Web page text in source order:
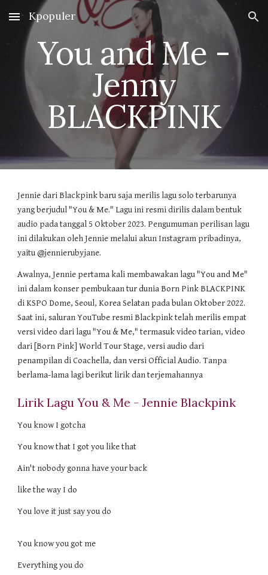
Skip to main content Skip to navigation
Kpopuler
You and Me -
Jenny
BLACKPINK
Jennie dari Blackpink baru saja merilis lagu solo terbarunya
yang berjudul "You & Me." Lagu ini resmi dirilis dalam bentuk
audio pada tanggal 5 Oktober 2023. Pengumuman perilisan lagu
ini dilakukan oleh Jennie melalui akun Instagram pribadinya,
yaitu @jennierubyjane.
Awalnya, Jennie pertama kali membawakan lagu "You and Me"
ini dalam konser pembukaan tur dunia Born Pink BLACKPINK
di KSPO Dome, Seoul, Korea Selatan pada bulan Oktober 2022.
Saat ini, saluran YouTube resmi Blackpink telah merilis empat
versi video dari lagu "You & Me," termasuk video tarian, video
dari [Born Pink] World Tour Stage, versi audio dari
penampilan di Coachella, dan versi Official Audio. Tanpa
berlama-lama lagi berikut lirik dan terjemahannya
Lirik Lagu You & Me - Jennie Blackpink
You know I gotcha
You know that I got you like that
Ain't nobody gonna have your back
like the way I do
You love it just say you do
You know you got me
Everything you do